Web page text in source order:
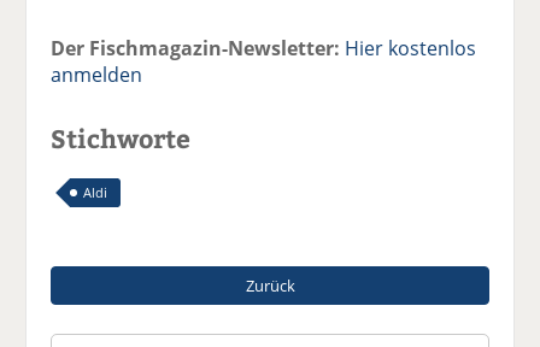
Der Fischmagazin-Newsletter: Hier kostenlos
anmelden
Stichworte
Aldi
Zurück